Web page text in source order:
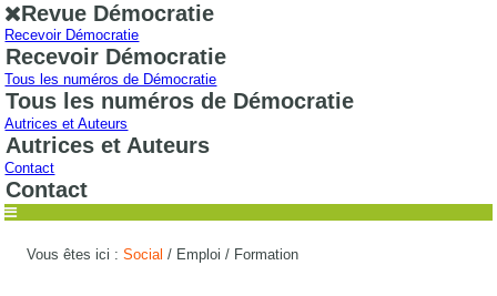
Revue Démocratie
Recevoir Démocratie
Recevoir Démocratie
Tous les numéros de Démocratie
Tous les numéros de Démocratie
Autrices et Auteurs
Autrices et Auteurs
Contact
Contact
Vous êtes ici :Social / Emploi / Formation